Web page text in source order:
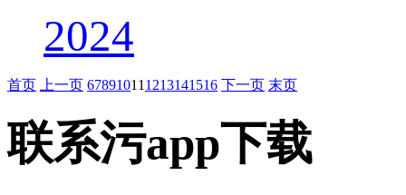
2024
首页 上一页 67891011 1213141516 下一页 末页
联系污app下载